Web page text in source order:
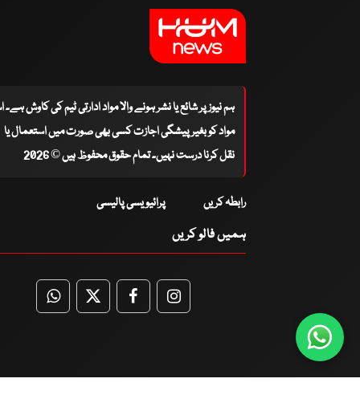
ہم نیوز پر شائع یا نشر ہونے والا مواد ادارتی ٹیم کی کاوش
مواد کو بغیر پیشگی اجازت کسی بھی صورت میں استعمال یا
نقل کرنا درست نہیں۔ تمام حقوق محفوظ ہیں © 2026
رابطہ کریں پرائیویسی پالیسی
ہمیں فالو کریں
WhatsApp
TwitterFacebookFacebook